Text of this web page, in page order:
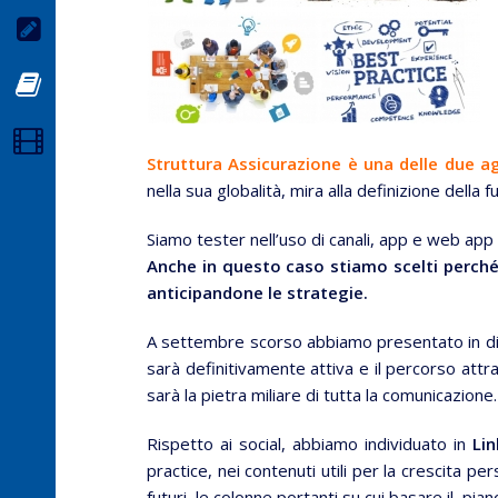
Struttura Assicurazione è una delle due
nella sua globalità, mira alla definizione della
Siamo tester nell’uso di canali, app e web
Anche in questo caso stiamo scelti
anticipandone le strategie.
A settembre scorso abbiamo presentato in
sarà definitivamente attiva e il percorso
sarà la pietra miliare di tutta la comunicazione.
Rispetto ai social, abbiamo individuato in
practice, nei contenuti utili per la crescita